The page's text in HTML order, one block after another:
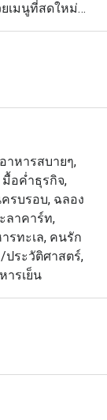
เมนูที่สดใหม่
ของเมนูที่ใช้ทั้ง
บบอาลาคาร์ท
รปรุงอาหาร
าหารสบายๆ,
อค่ำธุรกิจ,
รบรอบ, ฉลอง
ลาคาร์ท,
รทะเล, คนรัก
/ประวัติศาสตร์,
ารเย็น